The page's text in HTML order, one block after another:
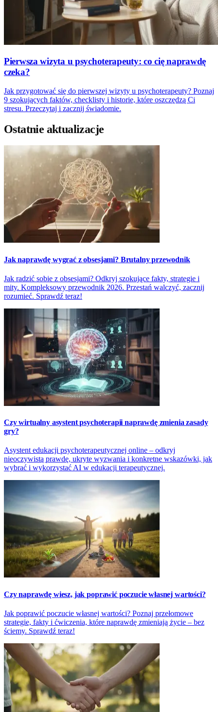
Pierwsza wizyta u psychoterapeuty: co cię naprawdę
czeka?
Jak przygotować się do pierwszej wizyty u psychoterapeuty? Poznaj
9 szokujących faktów, checklisty i historie, które oszczędzą Ci
stresu. Przeczytaj i zacznij świadomie.
Ostatnie aktualizacje
Jak naprawdę wygrać z obsesjami? Brutalny przewodnik
Jak radzić sobie z obsesjami? Odkryj szokujące fakty, strategie i
mity. Kompleksowy przewodnik 2026. Przestań walczyć, zacznij
rozumieć. Sprawdź teraz!
Czy wirtualny asystent psychoterapii naprawdę zmienia zasady
gry?
Asystent edukacji psychoterapeutycznej online – odkryj
nieoczywistą prawdę, ukryte wyzwania i konkretne wskazówki, jak
wybrać i wykorzystać AI w edukacji terapeutycznej.
Czy naprawdę wiesz, jak poprawić poczucie własnej wartości?
Jak poprawić poczucie własnej wartości? Poznaj przełomowe
strategie, fakty i ćwiczenia, które naprawdę zmieniają życie – bez
ściemy. Sprawdź teraz!